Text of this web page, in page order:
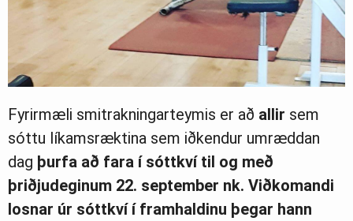
Fyrirmæli smitrakningarteymis er að allir sem
sóttu líkamsræktina sem iðkendur umræddan
dag þurfa að fara í sóttkví til og með
þriðjudeginum 22. september nk. Viðkomandi
losnar úr sóttkví í framhaldinu þegar hann